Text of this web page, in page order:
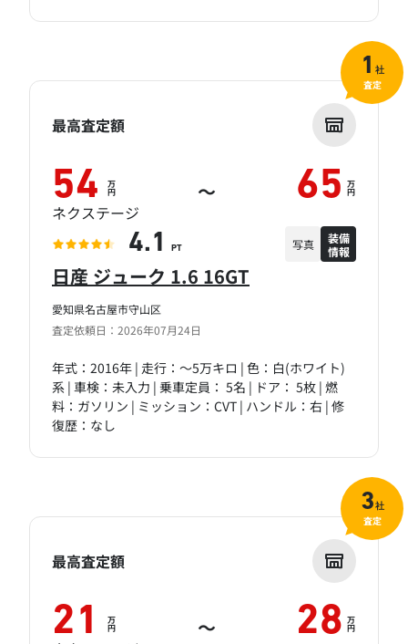
愛知県名古屋市守山区
査定依頼日：2026年07月24日
日産 ジューク 1.6 16GT
年式：2016年 | 走行：～5万キロ | 色：白(ホワイト)
系 | 車検：未入力 | 乗車定員： 5名 | ドア： 5枚 | 燃
料：ガソリン | ミッション：CVT | ハンドル：右 | 修
復歴：なし
最高査定額
54 万
円 ～ 65 万
円
ネクステージ
4.1 PT 写真
装備
情報
1 社
査定
最高査定額
21 万
円 ～ 28 万
円
3社
査定